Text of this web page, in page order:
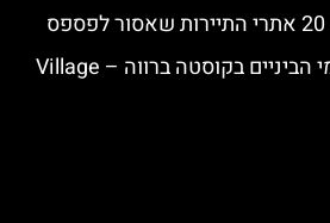
פאלס (Pals) כפר ימי הביניים בקוסטה ברווה – ‪‪Village